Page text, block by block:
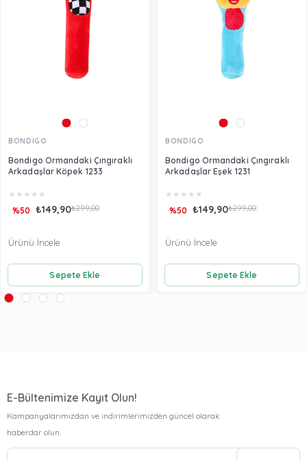
BONDİGO
Bondigo Ormandaki Çıngıraklı
Arkadaşlar Köpek 1233
★ ★ ★ ★ ★
₺149,90₺299,00
%50
Sepete Ekle
Ürünü İncele
BONDİGO
Bondigo Ormandaki Çıngıraklı
Arkadaşlar Eşek 1231
★ ★ ★ ★ ★
₺149,90₺299,00
%50
Sepete Ekle
Ürünü İncele
E-Bültenimize Kayıt Olun!
Kampanyalarımızdan ve indirimlerimizden güncel olarak
haberdar olun.